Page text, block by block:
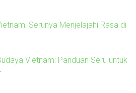
Serunya Menjelajahi Rasa di
Vietnam: Panduan Seru untuk